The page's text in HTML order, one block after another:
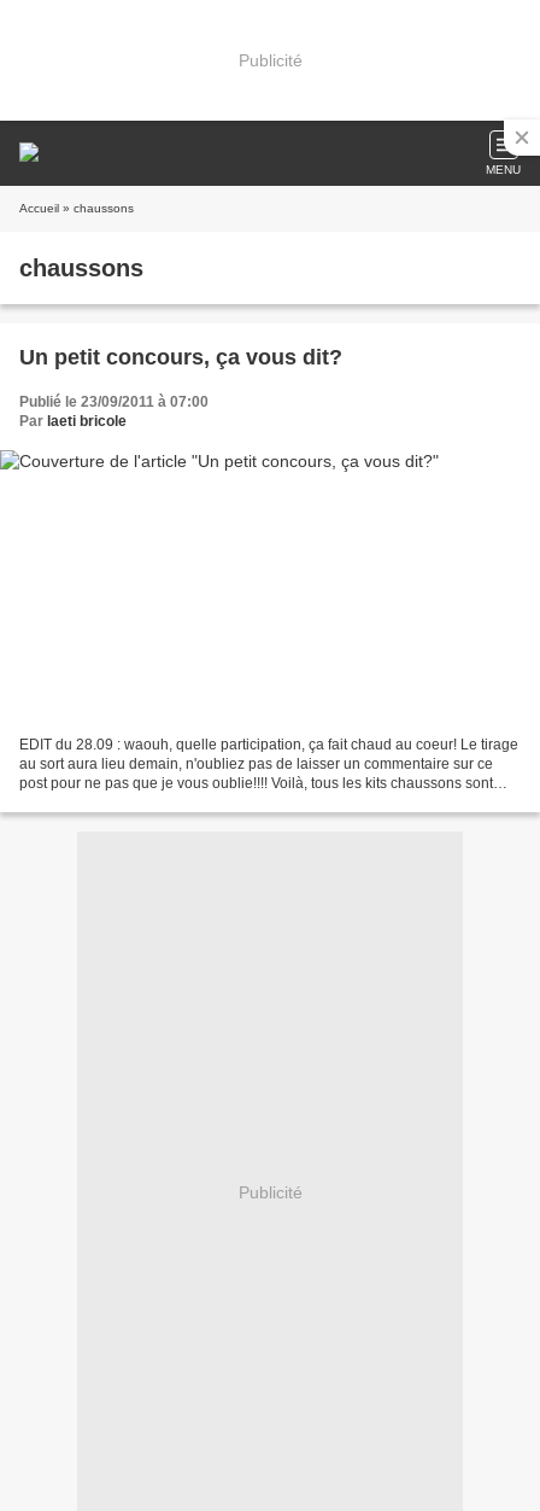
Publicité
MENU
Accueil » chaussons
chaussons
Un petit concours, ça vous dit?
Publié le 23/09/2011 à 07:00
Par laeti bricole
EDIT du 28.09 : waouh, quelle participation, ça fait chaud au coeur! Le tirage
au sort aura lieu demain, n'oubliez pas de laisser un commentaire sur ce
post pour ne pas que je vous oublie!!!! Voilà, tous les kits chaussons sont
Publicité